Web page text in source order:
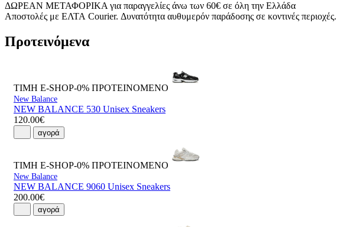
ΔΩΡΕΑΝ ΜΕΤΑΦΟΡΙΚΑ για παραγγελίες άνω των 60€ σε όλη την Ελλάδα
Αποστολές με ΕΛΤΑ Courier. Δυνατότητα αυθυμερόν παράδοσης σε κοντινές περιοχές.
Προτεινόμενα
ΤΙΜΗ E-SHOP-0% ΠΡΟΤΕΙΝΟΜΕΝΟ
New Balance
NEW BALANCE 530 Unisex Sneakers
120.00€
αγορά
ΤΙΜΗ E-SHOP-0% ΠΡΟΤΕΙΝΟΜΕΝΟ
New Balance
NEW BALANCE 9060 Unisex Sneakers
200.00€
αγορά